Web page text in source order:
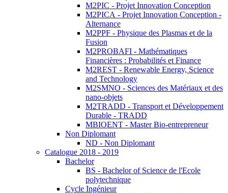
M2PIC - Projet Innovation Conception
M2PICA - Projet Innovation Conception -
Alternance
M2PPF - Physique des Plasmas et de la
Fusion
M2PROBAFI - Mathématiques
Financières : Probabilités et Finance
M2REST - Renewable Energy, Science
and Technology
M2SMNO - Sciences des Matériaux et des
nano-objets
M2TRADD - Transport et Développement
Durable - TRADD
MBIOENT - Master Bio-entrepreneur
Non Diplomant
ND - Non Diplomant
Catalogue 2018 - 2019
Bachelor
BS - Bachelor of Science de l'Ecole
polytechnique
Cycle Ingénieur